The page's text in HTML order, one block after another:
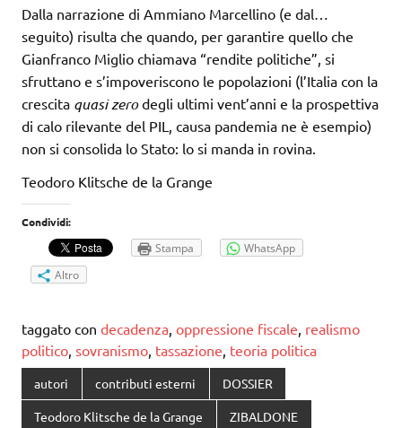
Dalla narrazione di Ammiano Marcellino (e dal…
seguito) risulta che quando, per garantire quello che
Gianfranco Miglio chiamava “rendite politiche”, si
sfruttano e s’impoveriscono le popolazioni (l’Italia con la
crescita quasi zerodegli ultimi vent’anni e la prospettiva
di calo rilevante del PIL, causa pandemia ne è esempio)
non si consolida lo Stato: lo si manda in rovina.
Teodoro Klitsche de la Grange
Condividi:
Stampa
WhatsApp
Altro
taggato con decadenza oppressione fiscale realismo
politico sovranismo tassazione teoria politica
autori contributi esterni DOSSIER
Teodoro Klitsche de la Grange ZIBALDONE